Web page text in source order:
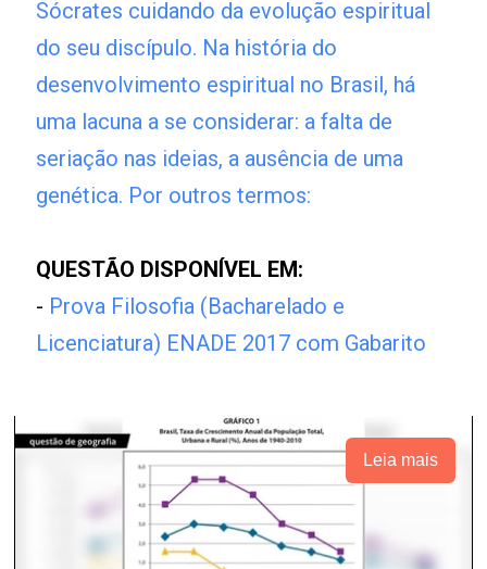
Sócrates cuidando da evolução espiritual
do seu discípulo. Na história do
desenvolvimento espiritual no Brasil, há
uma lacuna a se considerar: a falta de
seriação nas ideias, a ausência de uma
genética. Por outros termos:
QUESTÃO DISPONÍVEL EM:
- Prova Filosofia (Bacharelado e
Licenciatura) ENADE 2017 com Gabarito
Leia mais